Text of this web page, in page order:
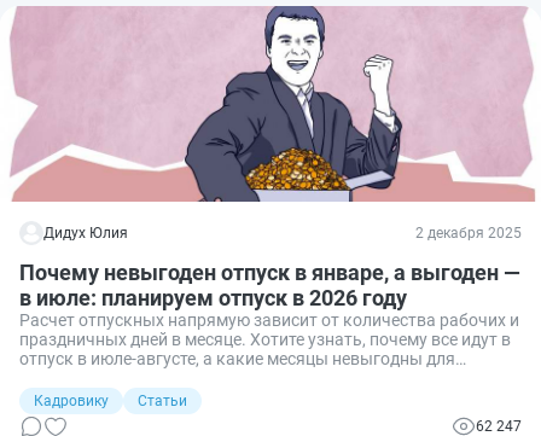
Дидух Юлия 2 декабря 2025
Почему невыгоден отпуск в январе, а выгоден —
в июле: планируем отпуск в 2026 году
Расчет отпускных напрямую зависит от количества рабочих и
праздничных дней в месяце. Хотите узнать, почему все идут в
отпуск в июле-августе, а какие месяцы невыгодны для
Кадровику
Статьи
62 247